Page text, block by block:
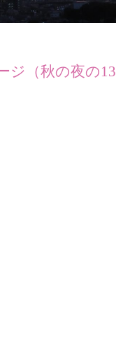
ジ（秋の夜の13